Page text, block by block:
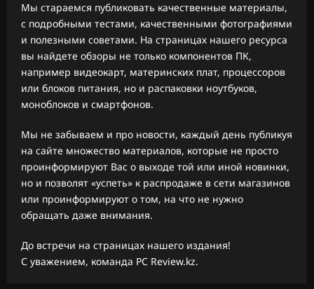
Мы стараемся публиковать качественные материалы,
с подробными тестами, качественными фотографиями
и полезными советами. На страницах нашего ресурса
вы найдете обзоры не только компонентов ПК,
например видеокарт, материнских плат, процессоров
или блоков питания, но и распаковки ноутбуков,
моноблоков и смартфонов.
Мы не забываем и про новости, каждый день публикуя
на сайте множество материалов, которые не просто
проинформируют Вас о выходе той или иной новинки,
но и позволят «успеть» к распродаже в сети магазинов
или проинформируют о том, на что не нужно
обращать даже внимания.
До встречи на страницах нашего издания!
С уважением, команда PC Review.kz.